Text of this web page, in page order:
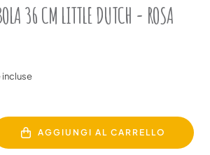
36 CM LITTLE DUTCH - ROSA
incluse
AGGIUNGI AL CARRELLO